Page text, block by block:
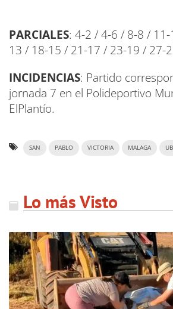
PARCIALES: 4-2 / 4-6 / 8-8 /
13 / 18-15 / 21-17 / 23-19 / 27-
INCIDENCIAS: Partido
jornada 7 en el Polideportivo
ElPlantío.
SAN PABLO VICTORIA MALAGA
Lo más Visto